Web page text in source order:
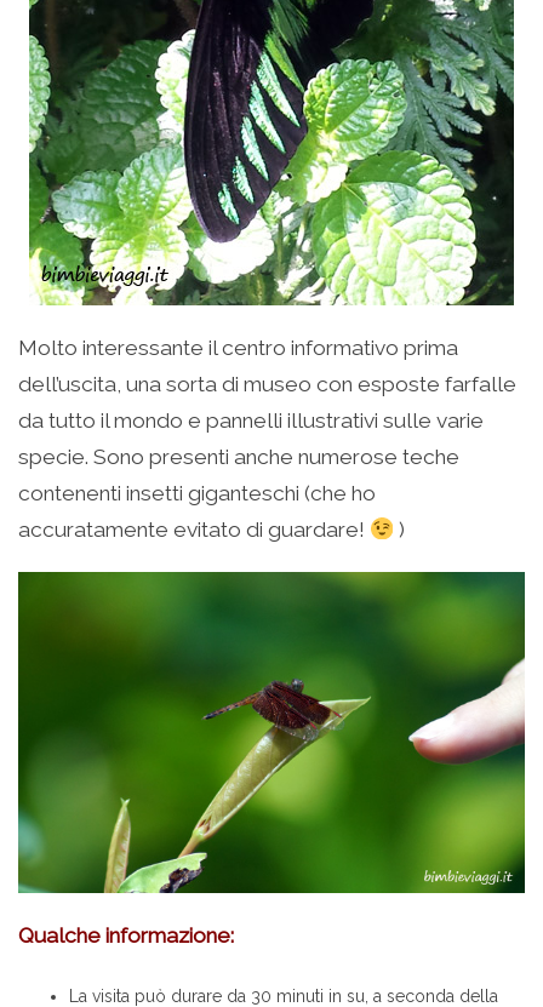
Molto interessante il centro informativo prima
dell’uscita, una sorta di museo con esposte farfalle
da tutto il mondo e pannelli illustrativi sulle varie
specie. Sono presenti anche numerose teche
contenenti insetti giganteschi (che ho
accuratamente evitato di guardare!
)
Qualche informazione:
La visita può durare da 30 minuti in su, a seconda della